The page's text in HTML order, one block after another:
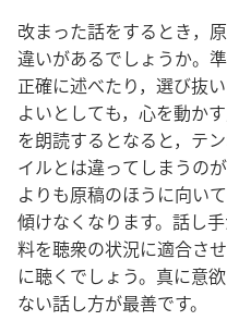
改まった話をするとき，
違いがあるでしょうか。
正確に述べたり，選び抜
よいとしても，心を動か
を朗読するとなると，テ
イルとは違ってしまうの
よりも原稿のほうに向い
傾けなくなります。話し
料を聴衆の状況に適合さ
に聴くでしょう。真に意
ない話し方が最善です。